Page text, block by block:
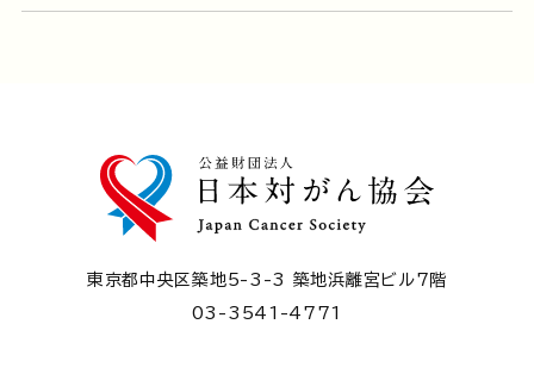
東京都中央区築地5-3-3 築地浜離宮ビル7階
03-3541-4771